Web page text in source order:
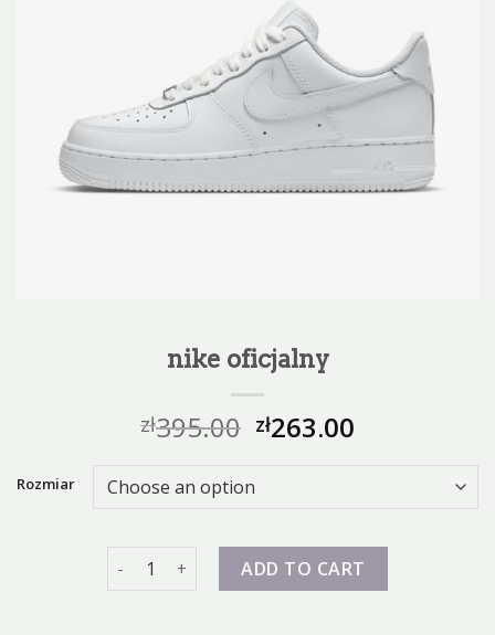
nike oficjalny
zł395.00 zł263.00
Rozmiar
nike oficjalny quantityADD TO CART